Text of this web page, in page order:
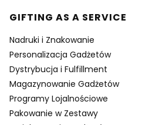
GIFTING AS A SERVICE
Nadruki i Znakowanie
Personalizacja Gadżetów
Dystrybucja i Fulfillment
Magazynowanie Gadżetów
Programy Lojalnościowe
Pakowanie w Zestawy